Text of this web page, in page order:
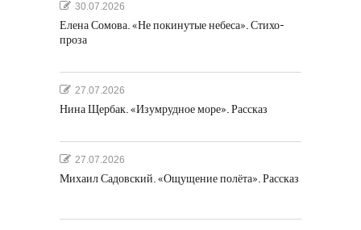
30.07.2026
Елена Сомова. «Не покинутые небеса». Стихо-
проза
27.07.2026
Нина Щербак. «Изумрудное море». Рассказ
27.07.2026
Михаил Садовский. «Ощущение полёта». Рассказ